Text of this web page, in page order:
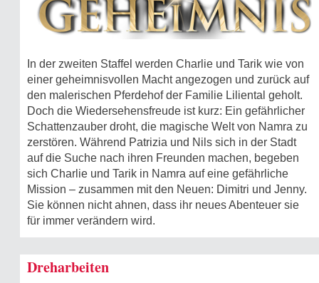
In der zweiten Staffel werden Charlie und Tarik wie von
einer geheimnisvollen Macht angezogen und zurück auf
den malerischen Pferdehof der Familie Liliental geholt.
Doch die Wiedersehensfreude ist kurz: Ein gefährlicher
Schattenzauber droht, die magische Welt von Namra zu
zerstören. Während Patrizia und Nils sich in der Stadt
auf die Suche nach ihren Freunden machen, begeben
sich Charlie und Tarik in Namra auf eine gefährliche
Mission – zusammen mit den Neuen: Dimitri und Jenny.
Sie können nicht ahnen, dass ihr neues Abenteuer sie
für immer verändern wird.
Dreharbeiten